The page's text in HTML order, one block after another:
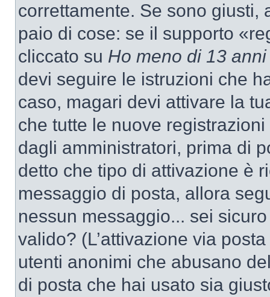
correttamente. Se sono giusti,
paio di cose: se il supporto
cliccato su Ho meno di 13 anni
devi seguire le istruzioni che
caso, magari devi attivare la
che tutte le nuove
dagli amministratori, prima di
detto che tipo di attivazione è
messaggio di posta, allora
nessun messaggio... sei
valido? (L’attivazione via
utenti anonimi che abusano
di posta che hai usato sia